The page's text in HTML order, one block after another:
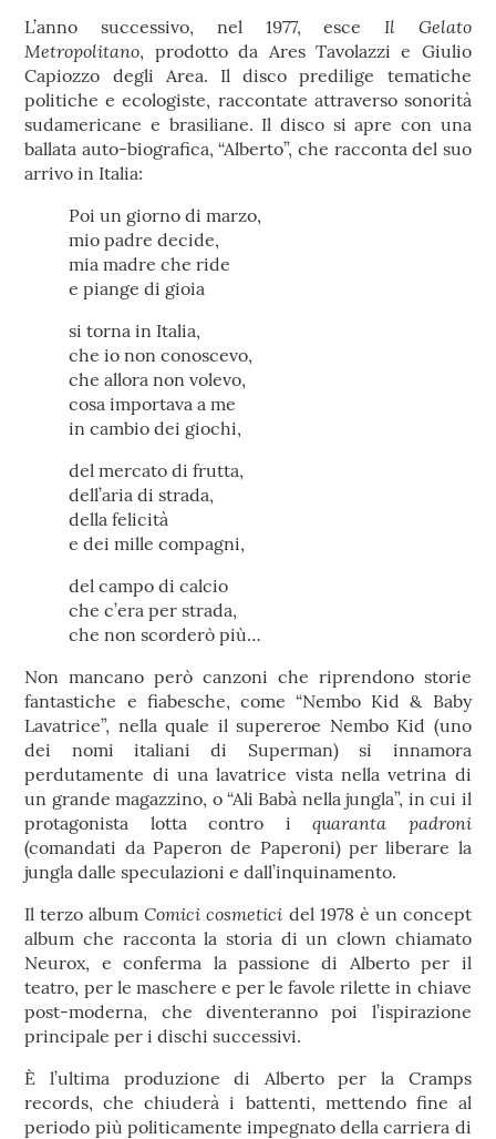
L’anno successivo, nel 1977, esce Il Gelato
Metropolitano, prodotto da Ares Tavolazzi e Giulio
Capiozzo degli Area. Il disco predilige tematiche
politiche e ecologiste, raccontate attraverso sonorità
sudamericane e brasiliane. Il disco si apre con una
ballata auto-biografica, “Alberto”, che racconta del suo
arrivo in Italia:
Poi un giorno di marzo,
mio padre decide,
mia madre che ride
e piange di gioia
si torna in Italia,
che io non conoscevo,
che allora non volevo,
cosa importava a me
in cambio dei giochi,
del mercato di frutta,
dell’aria di strada,
della felicità
e dei mille compagni,
del campo di calcio
che c’era per strada,
che non scorderò più…
Non mancano però canzoni che riprendono storie
fantastiche e fiabesche, come “Nembo Kid & Baby
Lavatrice”, nella quale il supereroe Nembo Kid (uno
dei nomi italiani di Superman) si innamora
perdutamente di una lavatrice vista nella vetrina di
un grande magazzino, o “Ali Babà nella jungla”, in cui il
protagonista lotta contro iquaranta padroni
(comandati da Paperon de Paperoni) per liberare la
jungla dalle speculazioni e dall’inquinamento.
Il terzo albumComici cosmetici del 1978 è un concept
album che racconta la storia di un clown chiamato
Neurox, e conferma la passione di Alberto per il
teatro, per le maschere e per le favole rilette in chiave
post-moderna, che diventeranno poi l’ispirazione
principale per i dischi successivi.
È l’ultima produzione di Alberto per la Cramps
records, che chiuderà i battenti, mettendo fine al
periodo più politicamente impegnato della carriera di